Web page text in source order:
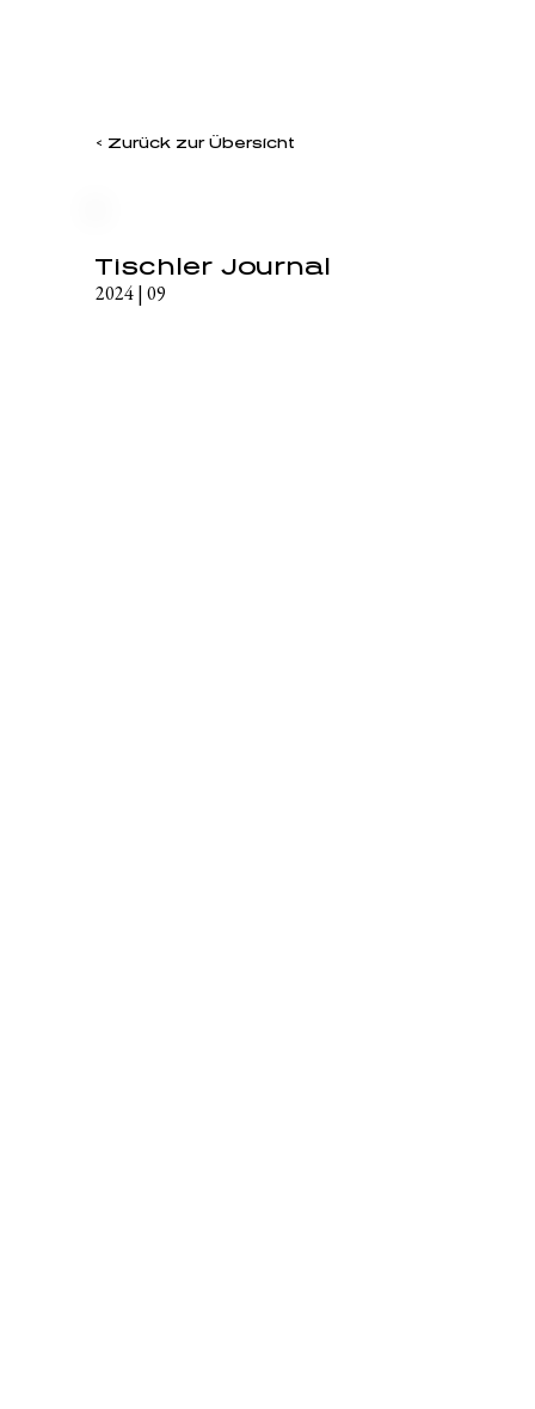
< Zurück zur Übersicht
Tischler Journal
2024 | 09